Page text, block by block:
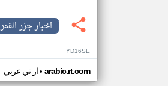
اخبار جزر القمر
YD16SE
ار تي عربي• arabic.rt.com